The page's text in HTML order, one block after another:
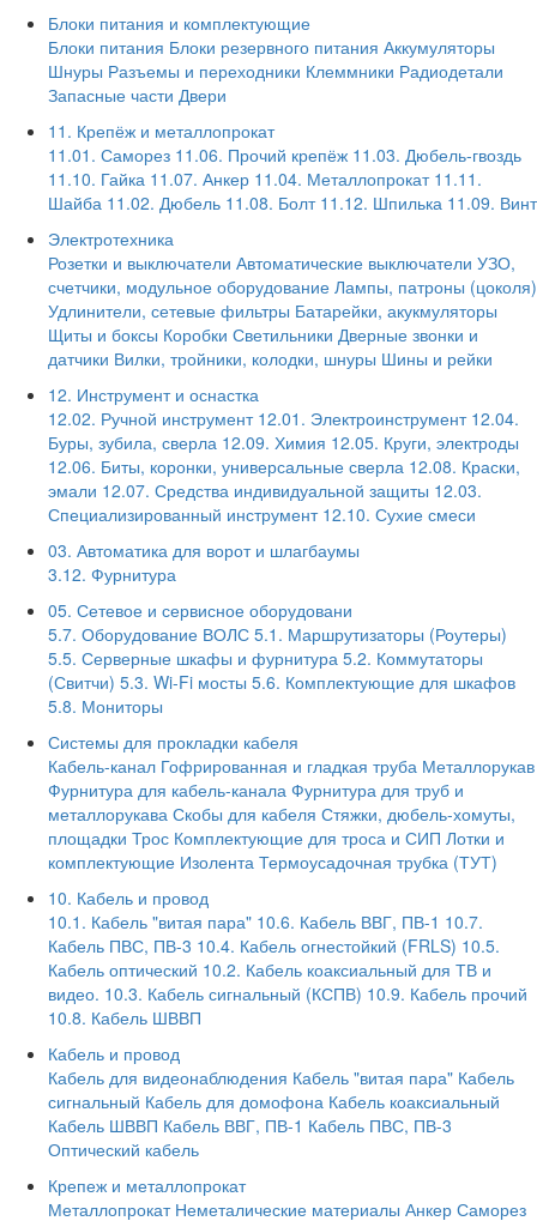
Блоки питания и комплектующие
Блоки питания Блоки резервного питания Аккумуляторы
Шнуры Разъемы и переходники Клеммники Радиодетали
Запасные части Двери
11. Крепёж и металлопрокат
11.01. Саморез 11.06. Прочий крепёж 11.03. Дюбель-гвоздь
11.10. Гайка 11.07. Анкер 11.04. Металлопрокат 11.11.
Шайба 11.02. Дюбель 11.08. Болт 11.12. Шпилька 11.09. Винт
Электротехника
Розетки и выключатели Автоматические выключатели УЗО,
счетчики, модульное оборудование Лампы, патроны (цоколя)
Удлинители, сетевые фильтры Батарейки, акукмуляторы
Щиты и боксы Коробки Светильники Дверные звонки и
датчики Вилки, тройники, колодки, шнуры Шины и рейки
12. Инструмент и оснастка
12.02. Ручной инструмент 12.01. Электроинструмент 12.04.
Буры, зубила, сверла 12.09. Химия 12.05. Круги, электроды
12.06. Биты, коронки, универсальные сверла 12.08. Краски,
эмали 12.07. Средства индивидуальной защиты 12.03.
Специализированный инструмент 12.10. Сухие смеси
03. Автоматика для ворот и шлагбаумы
3.12. Фурнитура
05. Сетевое и сервисное оборудовани
5.7. Оборудование ВОЛС 5.1. Маршрутизаторы (Роутеры)
5.5. Серверные шкафы и фурнитура 5.2. Коммутаторы
(Свитчи) 5.3. Wi-Fi мосты 5.6. Комплектующие для шкафов
5.8. Мониторы
Системы для прокладки кабеля
Кабель-канал Гофрированная и гладкая труба Металлорукав
Фурнитура для кабель-канала Фурнитура для труб и
металлорукава Скобы для кабеля Стяжки, дюбель-хомуты,
площадки Трос Комплектующие для троса и СИП Лотки и
комплектующие Изолента Термоусадочная трубка (ТУТ)
10. Кабель и провод
10.1. Кабель "витая пара" 10.6. Кабель ВВГ, ПВ-1 10.7.
Кабель ПВС, ПВ-3 10.4. Кабель огнестойкий (FRLS) 10.5.
Кабель оптический 10.2. Кабель коаксиальный для ТВ и
видео. 10.3. Кабель сигнальный (КСПВ) 10.9. Кабель прочий
10.8. Кабель ШВВП
Кабель и провод
Кабель для видеонаблюдения Кабель "витая пара" Кабель
сигнальный Кабель для домофона Кабель коаксиальный
Кабель ШВВП Кабель ВВГ, ПВ-1 Кабель ПВС, ПВ-3
Оптический кабель
Крепеж и металлопрокат
Металлопрокат Неметалические материалы Анкер Саморез